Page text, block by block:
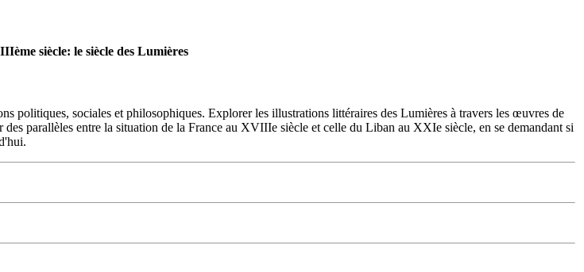
siècle: le siècle des Lumières
politiques, sociales et philosophiques. Explorer les illustrations littéraires des Lumières à travers les œuvres de
parallèles entre la situation de la France au XVIIIe siècle et celle du Liban au XXIe siècle, en se demandant si